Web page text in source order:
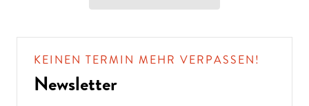
KEINEN TERMIN MEHR VERPASSEN!
Newsletter